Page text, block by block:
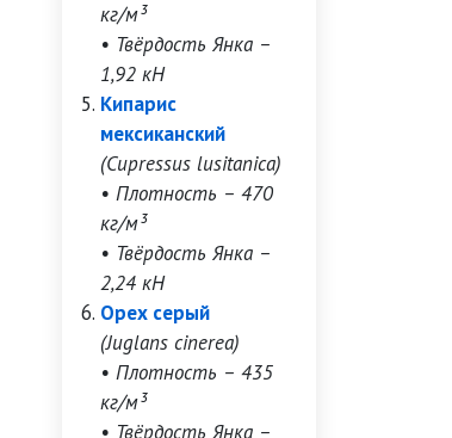
кг/м³
• Твёрдость Янка –
1,92 кН
Кипарис
мексиканский
(Cupressus lusitanica)
• Плотность – 470
кг/м³
• Твёрдость Янка –
2,24 кН
Орех серый
(Juglans cinerea)
• Плотность – 435
кг/м³
• Твёрдость Янка –